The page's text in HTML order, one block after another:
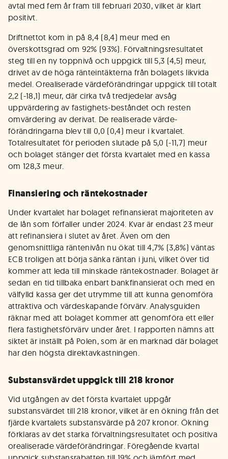
avtal med fem år fram till februari 2030, vilket är klart
positivt.
Driftnettot kom in på 8,4 (8,4) meur med en
överskottsgrad om 92% (93%). Förvaltningsresultatet
steg till en ny toppnivå och uppgick till 5,3 (4,5) meur,
drivet av de höga ränteintäkterna från bolagets likvida
medel. Orealiserade värdeförändringar uppgick till totalt
2,2 (-18,1) meur, där cirka två tredjedelar avsåg
uppvärdering av fastighets-beståndet och resten
omvärdering av derivat. De realiserade värde-
förändringarna blev till 0,0 (0,4) meur i kvartalet.
Totalresultatet för perioden slutade på 5,0 (-11,7) meur
och bolaget stänger det första kvartalet med en kassa
om 128,3 meur.
Finansiering och räntekostnader
Under kvartalet har bolaget refinansierat majoriteten av
de lån som förfaller under 2024. Kvar är endast 23 meur
att refinansiera i slutet av året. Även om den
genomsnittliga räntenivån nu ökat till 4,7% (3,8%) väntas
ECB troligen att börja sänka räntan i juni, vilket över tid
kommer att leda till minskade räntekostnader. Bolaget är
sedan en tid tillbaka enbart bankfinansierat och med en
välfylld kassa ger det utrymme till att kunna genomföra
attraktiva och värdeskapande förvärv. Analysguiden
räknar med att bolaget kommer att genomföra ett eller
flera fastighetsförvärv under året. I rapporten nämns att
siktet är inställt på Polen, som är en marknad där bolaget
har den högsta direktavkastningen.
Substansvärdet uppgick till 218 kronor
Vid utgången av det första kvartalet uppgår
substansvärdet till 218 kronor, vilket är en ökning från det
fjärde kvartalets substansvärde på 207 kronor. Ökning
förklaras av det starka förvaltningsresultatet och positiva
orealiserade värdeförändringar. Föregående kvartal